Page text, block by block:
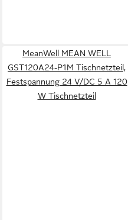
MeanWell MEAN WELL
GST120A24-P1M Tischnetzteil,
Festspannung 24 V/DC 5 A 120
W Tischnetzteil